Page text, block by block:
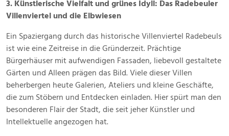
3. Künstlerische Vielfalt und grünes Idyll: Das Radebeuler
Villenviertel und die Elbwiesen
Ein Spaziergang durch das historische Villenviertel Radebeuls
ist wie eine Zeitreise in die Gründerzeit. Prächtige
Bürgerhäuser mit aufwendigen Fassaden, liebevoll gestaltete
Gärten und Alleen prägen das Bild. Viele dieser Villen
beherbergen heute Galerien, Ateliers und kleine Geschäfte,
die zum Stöbern und Entdecken einladen. Hier spürt man den
besonderen Flair der Stadt, die seit jeher Künstler und
Intellektuelle angezogen hat.